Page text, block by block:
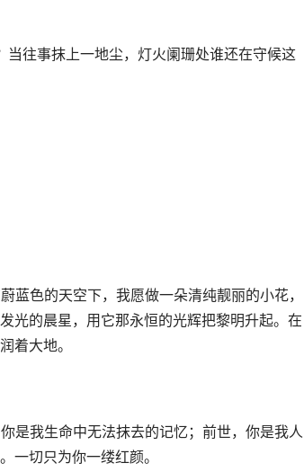
往事抹上一地尘，灯火阑珊处谁还在守候这
蓝色的天空下，我愿做一朵清纯靓丽的小花，
光的晨星，用它那永恒的光辉把黎明升起。在
着大地。
是我生命中无法抹去的记忆；前世，你是我人
一切只为你一缕红颜。